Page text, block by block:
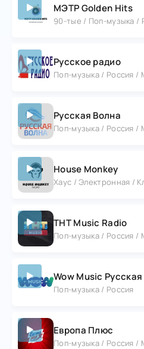
МЭТР Golden Hits
90-тые / Поп-музыка /
Русское радио
Поп-музыка / Россия /
Русская Волна
Поп-музыка / Россия /
House Monkey
ТНТ Music Radio
Поп-музыка / Россия /
Wow Music
Поп-музыка / Россия
Европа Плюс
Поп-музыка / Россия /